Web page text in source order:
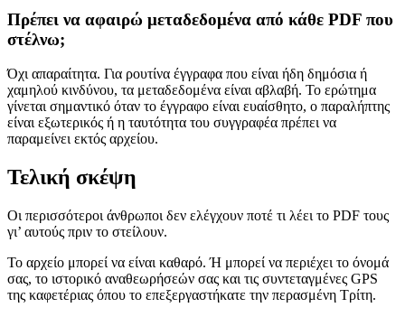
Πρέπει να αφαιρώ μεταδεδομένα από κάθε PDF που
στέλνω;
Όχι απαραίτητα. Για ρουτίνα έγγραφα που είναι ήδη δημόσια ή
χαμηλού κινδύνου, τα μεταδεδομένα είναι αβλαβή. Το ερώτημα
γίνεται σημαντικό όταν το έγγραφο είναι ευαίσθητο, ο παραλήπτης
είναι εξωτερικός ή η ταυτότητα του συγγραφέα πρέπει να
παραμείνει εκτός αρχείου.
Τελική σκέψη
Οι περισσότεροι άνθρωποι δεν ελέγχουν ποτέ τι λέει το PDF τους
γι’ αυτούς πριν το στείλουν.
Το αρχείο μπορεί να είναι καθαρό. Ή μπορεί να περιέχει το όνομά
σας, το ιστορικό αναθεωρήσεών σας και τις συντεταγμένες GPS
της καφετέριας όπου το επεξεργαστήκατε την περασμένη Τρίτη.